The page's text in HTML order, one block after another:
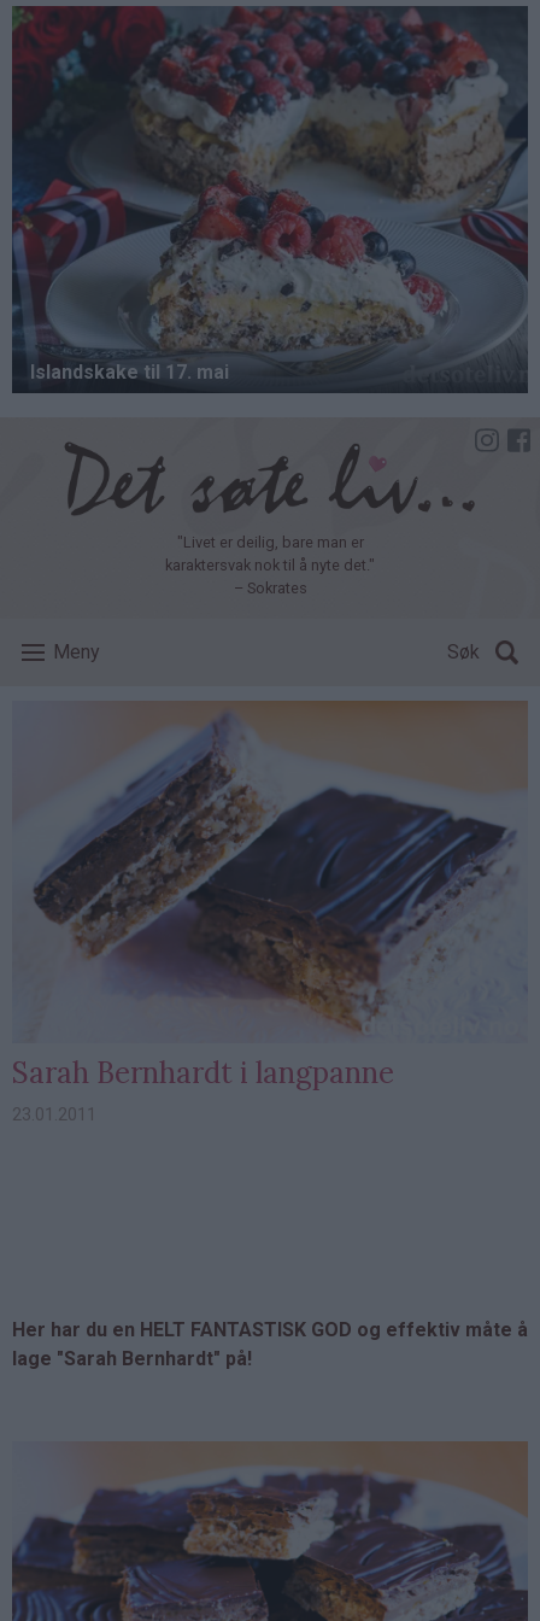
Hopp
hovedinnhold
"Livet er deilig, bare man er
karaktersvak nok til å nyte det."
– Sokrates
Meny Søk
Sarah Bernhardt i langpanne
23.01.2011
Her har du en HELT FANTASTISK GOD og effektiv måte å
lage "Sarah Bernhardt" på!